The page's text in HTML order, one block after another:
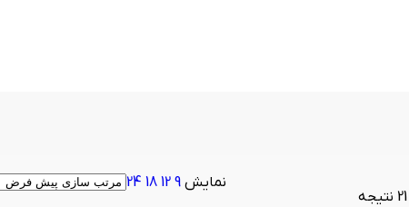
نمایش 9
12
18
24